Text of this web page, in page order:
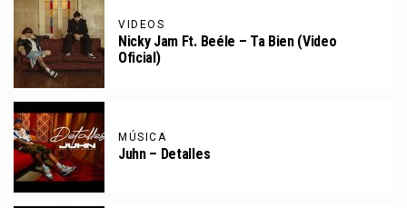
VIDEOS
Nicky Jam Ft. Beéle – Ta Bien (Video
Oficial)
MÚSICA
Juhn – Detalles